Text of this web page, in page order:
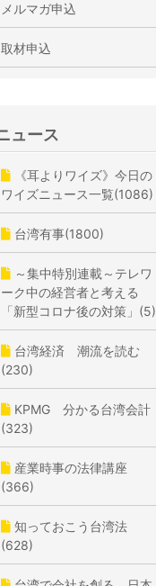
メルマガ申込
取材申込
ュース
《耳よりワイズ》今日の
ワイズニュース一覧(1086)
台湾有事(1800)
～集中特別連載～テレワ
ーク中の経営者と考える
「新型コロナ後の対策」(5)
台湾経済 潮流を読む
(230)
KPMG 分かる台湾会計
(323)
産業時事の法律講座
(366)
知っておこう台湾法
(628)